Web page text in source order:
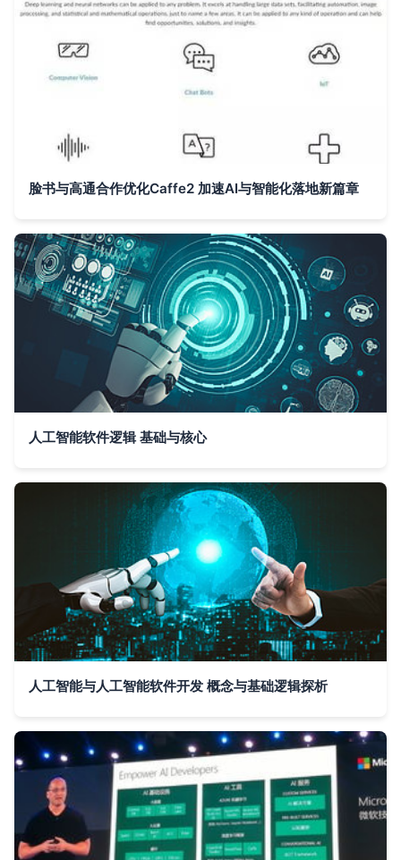
脸书与高通合作优化Caffe2 加速AI与智能化落地新篇章
人工智能软件逻辑 基础与核心
人工智能与人工智能软件开发 概念与基础逻辑探析